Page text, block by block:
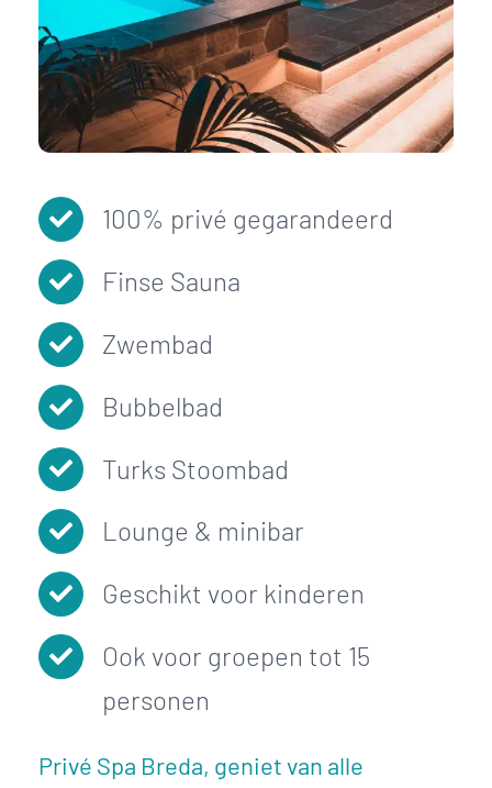
100% privé gegarandeerd
Finse Sauna
Zwembad
Bubbelbad
Turks Stoombad
Lounge & minibar
Geschikt voor kinderen
Ook voor groepen tot 15
personen
Privé Spa Breda, geniet van alle